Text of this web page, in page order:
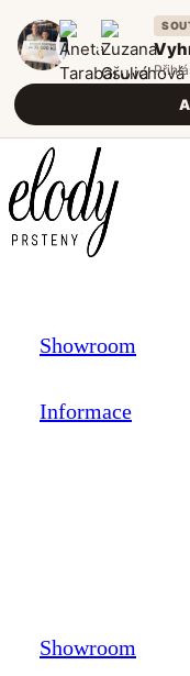
Showroom
Informace
Showroom